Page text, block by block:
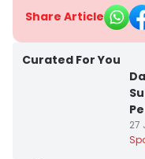
Share Article
Curated For You
27